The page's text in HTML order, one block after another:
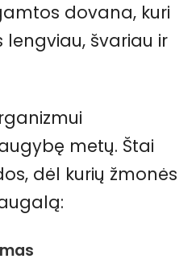
dovana, kuri
švariau ir
metų. Štai
dėl kurių žmonės